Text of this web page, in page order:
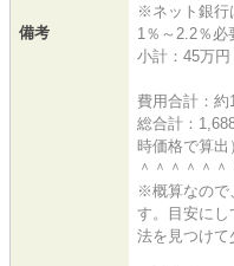
備考
※ネット銀行
1％～2.2％必
小計：45万円
費用合計：約
総合計：
時価格で算出
＾＾＾＾＾
※概算なので
す。目安にし
法を見つけて